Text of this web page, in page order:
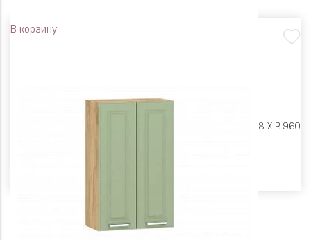
В корзину
Ш 800 X Г 318 X В 960